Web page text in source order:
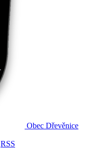
Obec Dřevěnice
RSS